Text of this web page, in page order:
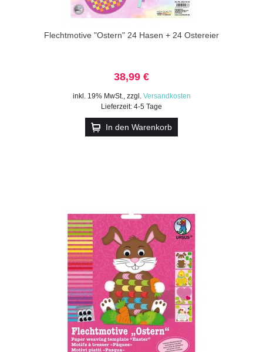
Flechtmotive "Ostern" 24 Hasen + 24 Ostereier
38,99 €
inkl. 19% MwSt., zzgl. Versandkosten
Lieferzeit: 4-5 Tage
In den Warenkorb